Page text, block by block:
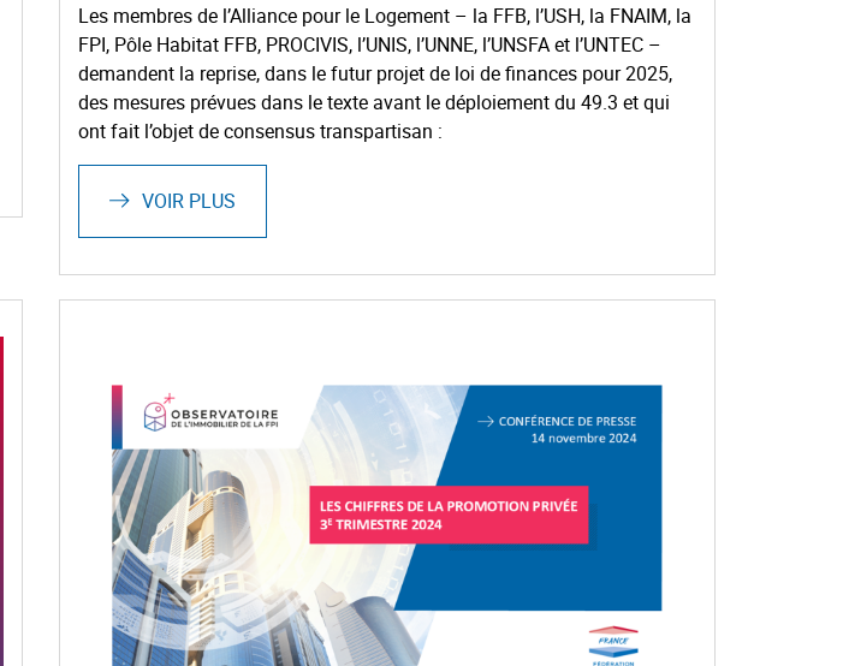
Les membres de l’Alliance pour le Logement – la FFB, l’USH, la FNAIM, la
FPI, Pôle Habitat FFB, PROCIVIS, l’UNIS, l’UNNE, l’UNSFA et l’UNTEC –
demandent la reprise, dans le futur projet de loi de finances pour 2025,
des mesures prévues dans le texte avant le déploiement du 49.3 et qui
ont fait l’objet de consensus transpartisan :
VOIR PLUS